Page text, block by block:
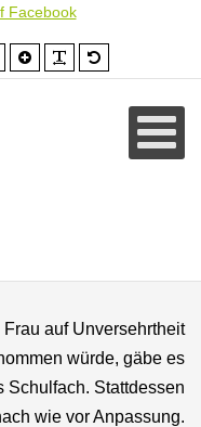
Facebook
Schrift
kleiner
Schrift
größer
auf Unversehrtheit
würde, gäbe es
Schulfach. Stattdessen
wie vor Anpassung.